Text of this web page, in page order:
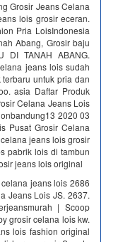
Grosir Jeans Celana
lois grosir eceran.
Pria LoisIndonesia
Abang, Grosir baju
DI TANAH ABANG.
jeans lois sudah
untuk pria dan
asia Daftar Produk
Celana Jeans Lois
2020 03
Pusat Grosir Celana
jeans lois grosir
pabrik lois di tambun
jeans lois original
jeans lois 2686
Jeans Lois JS. 2637.
| Scoop
grosir celana lois kw.
lois fashion original